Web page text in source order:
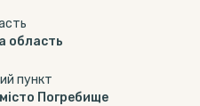
область
пункт
Погребище